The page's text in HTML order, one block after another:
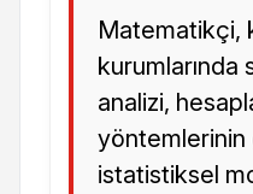
Matematikçi,
kurumlarında
analizi,
yöntemlerinin
istatistiksel